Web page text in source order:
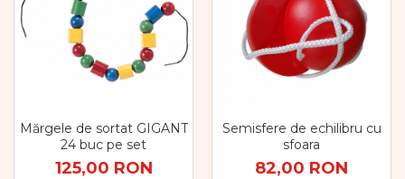
Mărgele de sortat GIGANT
24 buc pe set
125,00 RON
Semisfere de echilibru cu
sfoara
82,00 RON